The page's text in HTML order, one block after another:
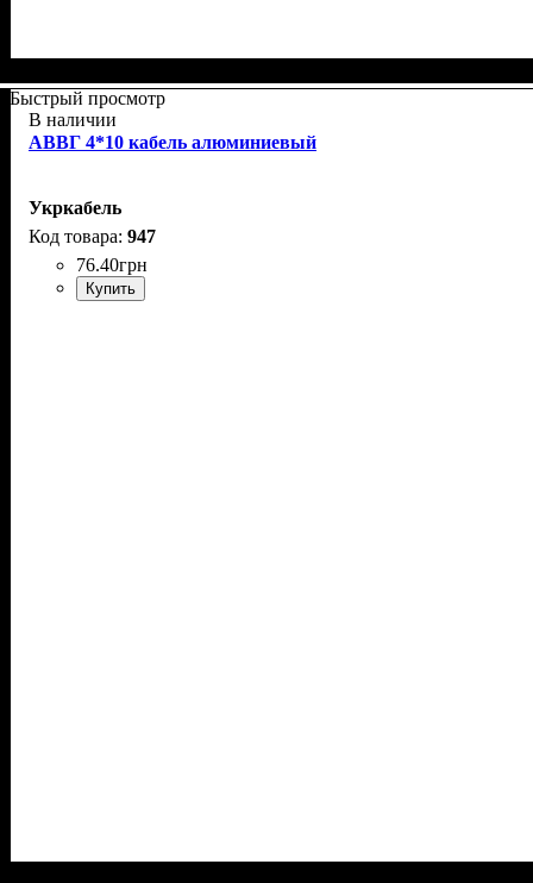
Быстрый просмотр
В наличии
АВВГ 4*10 кабель алюминиевый
Укркабель
947
76.40грн
Купить